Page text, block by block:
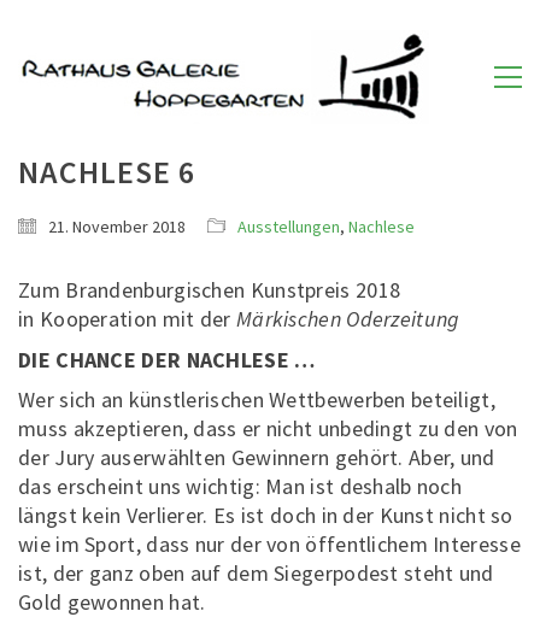
NACHLESE 6
21. November 2018 Ausstellungen, Nachlese
Zum Brandenburgischen Kunstpreis 2018
in Kooperation mit der Märkischen Oderzeitung
DIE CHANCE DER NACHLESE …
Wer sich an künstlerischen Wettbewerben beteiligt,
muss akzeptieren, dass er nicht unbedingt zu den von
der Jury auserwählten Gewinnern gehört. Aber, und
das erscheint uns wichtig: Man ist deshalb noch
längst kein Verlierer. Es ist doch in der Kunst nicht so
wie im Sport, dass nur der von öffentlichem Interesse
ist, der ganz oben auf dem Siegerpodest steht und
Gold gewonnen hat.